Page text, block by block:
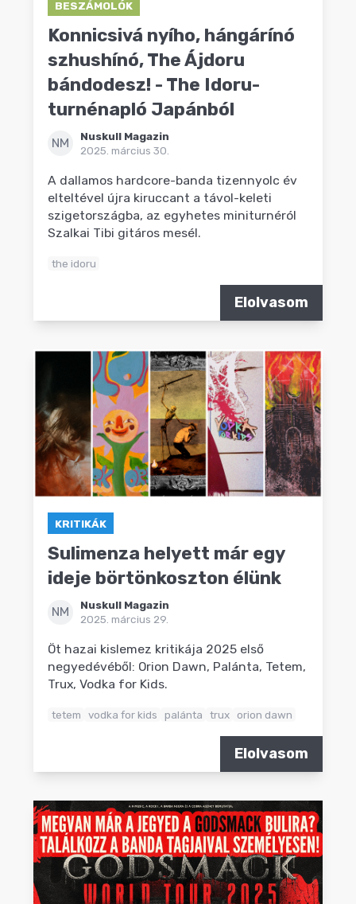
BESZÁMOLÓK
Konnicsivá nyího, hángárínó
szhushínó, The Ájdoru
bándodesz! - The Idoru-
turnénapló Japánból
NM
Nuskull Magazin
2025. március 30.
A dallamos hardcore-banda tizennyolc év
elteltével újra kiruccant a távol-keleti
szigetországba, az egyhetes miniturnéról
Szalkai Tibi gitáros mesél.
the idoru
Elolvasom
KRITIKÁK
Sulimenza helyett már egy
ideje börtönkoszton élünk
NM
Nuskull Magazin
2025. március 29.
Öt hazai kislemez kritikája 2025 első
negyedévéből: Orion Dawn, Palánta, Tetem,
Trux, Vodka for Kids.
tetem vodka for kids palánta trux orion dawn
Elolvasom